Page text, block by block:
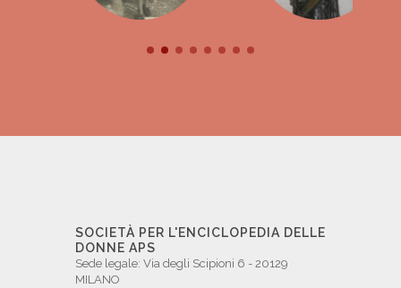
SOCIETÀ PER L'ENCICLOPEDIA DELLE
DONNE APS
Sede legale: Via degli Scipioni 6 - 20129
MILANO